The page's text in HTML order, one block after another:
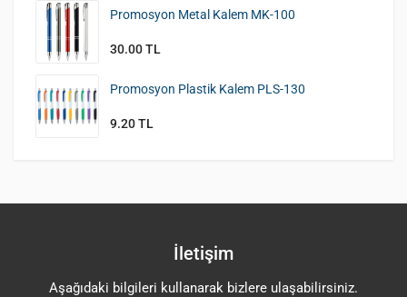
Promosyon Metal Kalem MK-100
30.00 TL
Promosyon Plastik Kalem PLS-130
9.20 TL
İletişim
Aşağıdaki bilgileri kullanarak bizlere ulaşabilirsiniz.